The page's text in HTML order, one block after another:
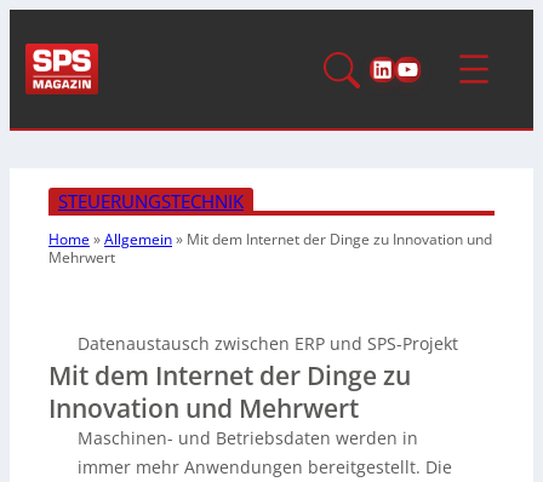
LinkedIn
YouTube
STEUERUNGSTECHNIK
Home»Allgemein» Mit dem Internet der Dinge zu Innovation und
Mehrwert
Datenaustausch zwischen ERP und SPS-Projekt
Mit dem Internet der Dinge zu
Innovation und Mehrwert
Maschinen- und Betriebsdaten werden in
immer mehr Anwendungen bereitgestellt. Die